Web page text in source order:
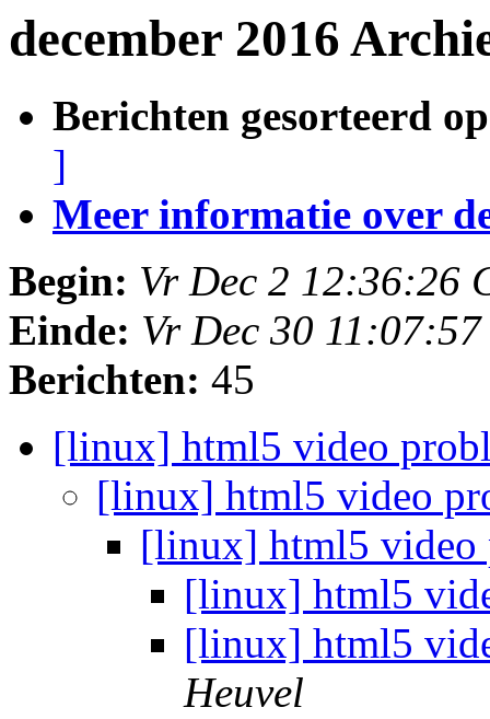
december 2016
Berichten gesorteerd
]
Meer informatie over
Begin: Vr Dec 2 12:36:26
Einde: Vr Dec 30
Berichten: 45
[linux] html5 video
[linux] html5 video
[linux] html5 video
[linux] html5
[linux] html5
Heuvel